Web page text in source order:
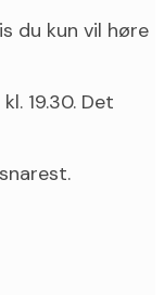
du kun vil høre
19.30. Det